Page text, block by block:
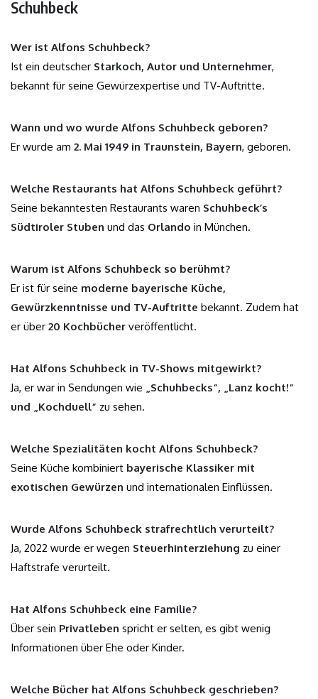
Schuhbeck
Wer ist Alfons Schuhbeck?
Ist ein deutscher Starkoch, Autor und Unternehmer,
bekannt für seine Gewürzexpertise und TV-Auftritte.
Wann und wo wurde Alfons Schuhbeck geboren?
Er wurde am 2. Mai 1949 in Traunstein, Bayern, geboren.
Welche Restaurants hat Alfons Schuhbeck geführt?
Seine bekanntesten Restaurants waren Schuhbeck’s
Südtiroler Stuben und das Orlando in München.
Warum ist Alfons Schuhbeck so berühmt?
Er ist für seine moderne bayerische Küche,
Gewürzkenntnisse und TV-Auftritte bekannt. Zudem hat
er über 20 Kochbücher veröffentlicht.
Hat Alfons Schuhbeck in TV-Shows mitgewirkt?
Ja, er war in Sendungen wie „Schuhbecks“, „Lanz kocht!“
und „Kochduell“ zu sehen.
Welche Spezialitäten kocht Alfons Schuhbeck?
Seine Küche kombiniert bayerische Klassiker mit
exotischen Gewürzen und internationalen Einflüssen.
Wurde Alfons Schuhbeck strafrechtlich verurteilt?
Ja, 2022 wurde er wegen Steuerhinterziehung zu einer
Haftstrafe verurteilt.
Hat Alfons Schuhbeck eine Familie?
Über sein Privatleben spricht er selten, es gibt wenig
Informationen über Ehe oder Kinder.
Welche Bücher hat Alfons Schuhbeck geschrieben?